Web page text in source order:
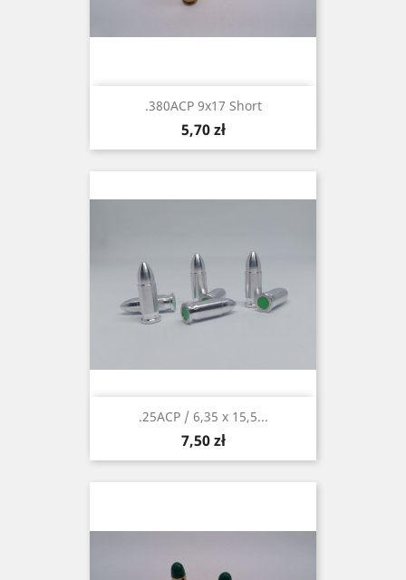
.380ACP 9x17 Short
Cena
5,70 zł
.25ACP / 6,35 x 15,5...
Cena
7,50 zł